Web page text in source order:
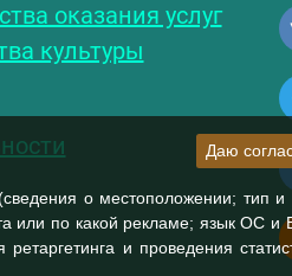
оказания услуг
культуры
Даю
(сведения о местоположении; тип
или по какой рекламе; язык ОС и
и проведения